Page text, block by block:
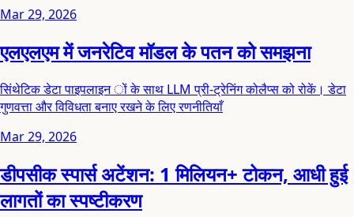
Mar 29, 2026
एलएलएम में जनरेटिव मॉडल के पतन को समझना
सिंथेटिक डेटा पाइपलाइन ों के साथ LLM प्री-ट्रेनिंग कोलैप्स को रोकें। डेटा
गुणवत्ता और विविधता बनाए रखने के लिए रणनीतियाँ
Mar 29, 2026
डीपसीक स्पार्स अटेंशन: 1 मिलियन+ टोकन, आधी हुई
लागतों का स्पष्टीकरण